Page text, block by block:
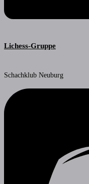
Lichess-Gruppe
Schachklub Neuburg